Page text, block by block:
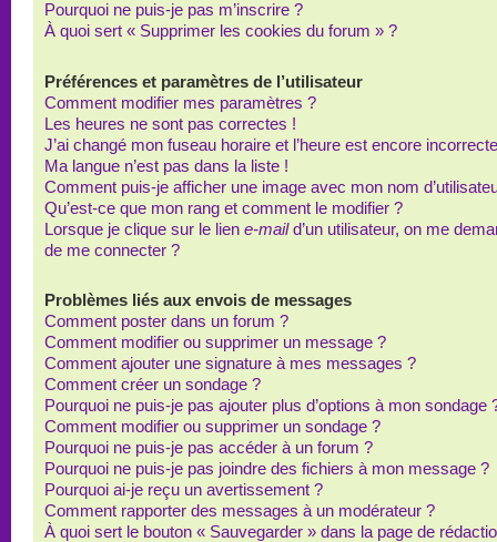
Pourquoi ne puis-je pas m’inscrire ?
À quoi sert « Supprimer les cookies du forum » ?
Préférences et paramètres de l’utilisateur
Comment modifier mes paramètres ?
Les heures ne sont pas correctes !
J’ai changé mon fuseau horaire et l’heure est encore
Ma langue n’est pas dans la liste !
Comment puis-je afficher une image avec mon nom
Qu’est-ce que mon rang et comment le modifier ?
Lorsque je clique sur le lien e-maild’un utilisateur, on me
de me connecter ?
Problèmes liés aux envois de messages
Comment poster dans un forum ?
Comment modifier ou supprimer un message ?
Comment ajouter une signature à mes messages ?
Comment créer un sondage ?
Pourquoi ne puis-je pas ajouter plus d’options à mon sondage
Comment modifier ou supprimer un sondage ?
Pourquoi ne puis-je pas accéder à un forum ?
Pourquoi ne puis-je pas joindre des fichiers à mon message ?
Pourquoi ai-je reçu un avertissement ?
Comment rapporter des messages à un modérateur ?
À quoi sert le bouton « Sauvegarder » dans la page de